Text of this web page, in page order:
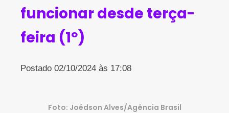
funcionar desde terça-
feira (1º)
Postado 02/10/2024 às 17:08
Foto: Joédson Alves/Agência Brasil